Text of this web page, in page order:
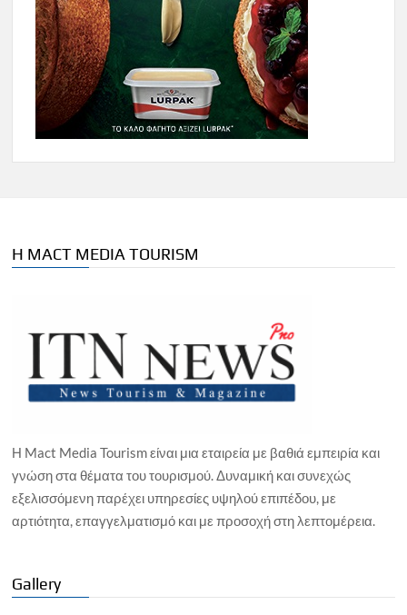
Η MACT MEDIA TOURISM
Η Mact Media Tourism είναι μια εταιρεία με βαθιά εμπειρία και
γνώση στα θέματα του τουρισμού. Δυναμική και συνεχώς
εξελισσόμενη παρέχει υπηρεσίες υψηλού επιπέδου, με
αρτιότητα, επαγγελματισμό και με προσοχή στη λεπτομέρεια.
Gallery